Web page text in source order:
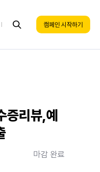
캠페인 시작하기
증리뷰,예
마감 완료